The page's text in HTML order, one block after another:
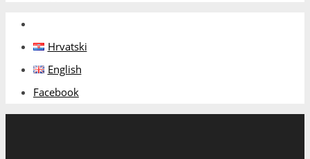
Hrvatski
English
Facebook